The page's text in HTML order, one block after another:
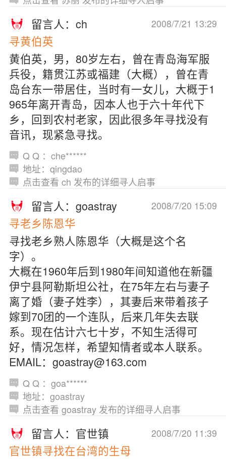
2008/7/21 13:29
留言人：ch
寻黄伯英
黄伯英，男，80岁左右，曾在青岛海军服
兵役，籍贯江苏或福建（大概），曾在青
岛台东一带居住，当时有一女儿，大概于1
965年离开青岛，因本人也于六十年代下
乡，回到农村老家，因此很多年寻找没有
音讯，现紧急寻找。
Q Q ：che******
地址：qingdao
点击查看 ch 发布的详细寻人启事
2008/7/20 15:09
留言人：goastray
寻老乡陈恩华
寻找老乡熟人陈恩华（大概是这个名
字）。
大概在1960年后到1980年间知道他在新疆
伊宁县阿勒斯坦公社，在75年左右与妻子
离了婚（妻子姓李），其妻后来带着孩子
嫁到70团的一个连队，后来几年失去联
系。现在估计六七十岁，不知生活得可
好，情况怎样，希望知情者或本人联系。
EMAIL：goastray@163.com
Q Q ：goa******
地址：goastray
点击查看 goastray 发布的详细寻人启事
2008/7/20 11:39
留言人：官世镇
官世镇寻找在台湾的生母